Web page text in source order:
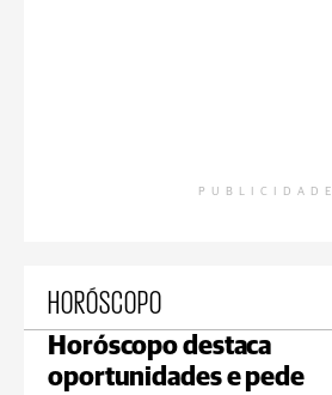
PUBLICIDADE
HORÓSCOPO
Horóscopo destaca
oportunidades e pede